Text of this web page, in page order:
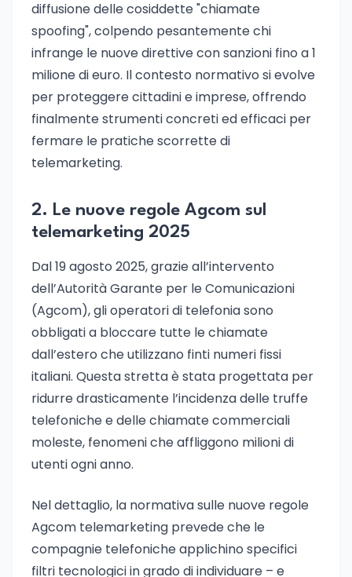
diffusione delle cosiddette "chiamate
spoofing", colpendo pesantemente chi
infrange le nuove direttive con sanzioni fino a 1
milione di euro. Il contesto normativo si evolve
per proteggere cittadini e imprese, offrendo
finalmente strumenti concreti ed efficaci per
fermare le pratiche scorrette di
telemarketing.
2. Le nuove regole Agcom sul
telemarketing 2025
Dal 19 agosto 2025, grazie all’intervento
dell’Autorità Garante per le Comunicazioni
(Agcom), gli operatori di telefonia sono
obbligati a bloccare tutte le chiamate
dall’estero che utilizzano finti numeri fissi
italiani. Questa stretta è stata progettata per
ridurre drasticamente l’incidenza delle truffe
telefoniche e delle chiamate commerciali
moleste, fenomeni che affliggono milioni di
utenti ogni anno.
Nel dettaglio, la normativa sulle nuove regole
Agcom telemarketing prevede che le
compagnie telefoniche applichino specifici
filtri tecnologici in grado di individuare – e